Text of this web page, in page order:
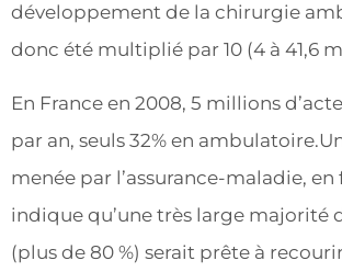
développement de la chirurgie
donc été multiplié par 10 (4 à 41,6
En France en 2008, 5 millions
par an, seuls 32% en
menée par l’assurance-maladie, en
indique qu’une très large majorité
(plus de 80 %) serait prête à